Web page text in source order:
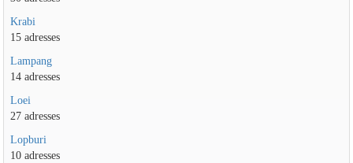
Krabi
15 adresses
Lampang
14 adresses
Loei
27 adresses
Lopburi
10 adresses